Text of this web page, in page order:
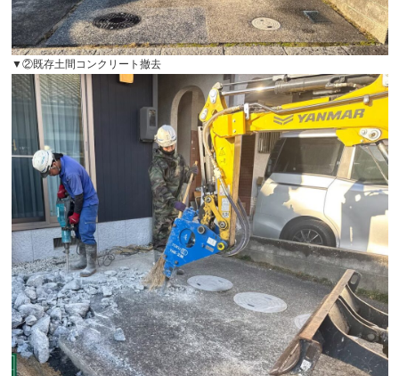
▼②既存土間コンクリート撤去